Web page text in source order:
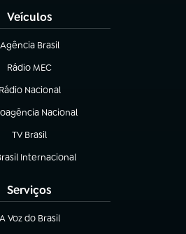
Veículos
Agência Brasil
(abre em nova aba)
Rádio MEC
(abre em nova aba)
Rádio Nacional
Nacional
em nova aba)
TV Brasil
(abre em nova aba)
Internacional
em nova aba)
Serviços
A Voz do Brasil
(abre em nova aba)